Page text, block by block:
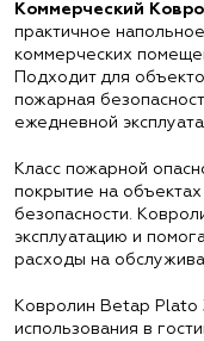
Коммерческий
практичное
коммерческих
Подходит для
пожарная
ежедневной
Класс пожарной
покрытие на
безопасности.
эксплуатацию и
расходы на
Ковролин Betap Plato
использования в